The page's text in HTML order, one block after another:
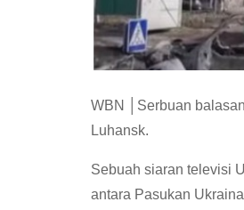
WBN │Serbuan
Luhansk.
Sebuah siaran televisi
antara Pasukan